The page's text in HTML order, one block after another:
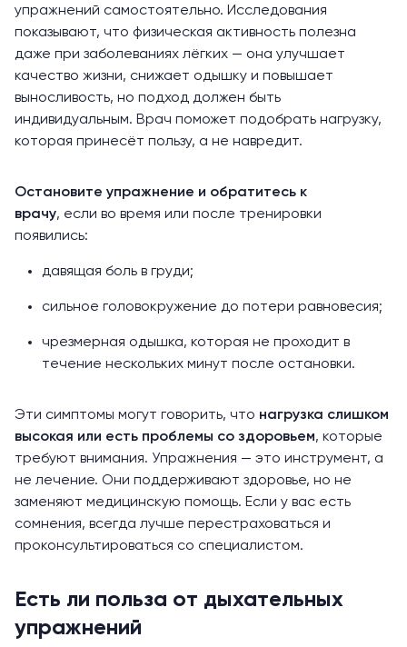
упражнений самостоятельно. Исследования
показывают, что физическая активность полезна
даже при заболеваниях лёгких — она улучшает
качество жизни, снижает одышку и повышает
выносливость, но подход должен быть
индивидуальным. Врач поможет подобрать нагрузку,
которая принесёт пользу, а не навредит.
Остановите упражнение и обратитесь к
врачу, если во время или после тренировки
появились:
давящая боль в груди;
сильное головокружение до потери равновесия;
чрезмерная одышка, которая не проходит в
течение нескольких минут после остановки.
Эти симптомы могут говорить, что нагрузка слишком
высокая или есть проблемы со здоровьем, которые
требуют внимания. Упражнения — это инструмент, а
не лечение. Они поддерживают здоровье, но не
заменяют медицинскую помощь. Если у вас есть
сомнения, всегда лучше перестраховаться и
проконсультироваться со специалистом.
Есть ли польза от дыхательных
упражнений